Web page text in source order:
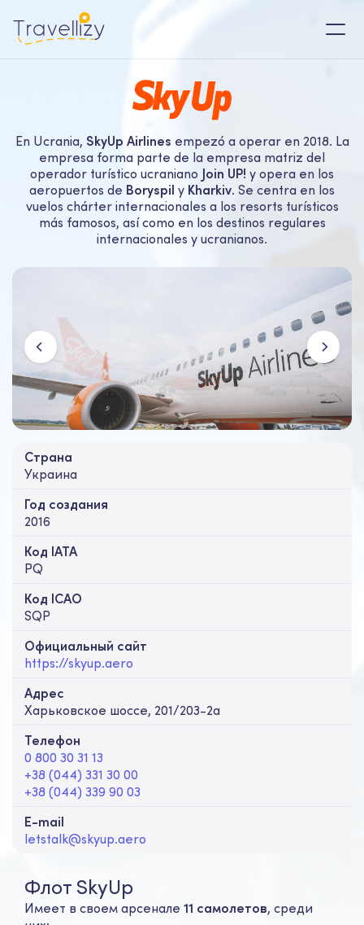
En Ucrania, SkyUp Airlines empezó a operar en 2018. La
empresa forma parte de la empresa matriz del
operador turístico ucraniano Join UP! y opera en los
aeropuertos de Boryspil y Kharkiv. Se centra en los
vuelos chárter internacionales a los resorts turísticos
más famosos, así como en los destinos regulares
internacionales y ucranianos.
Страна
Украина
Год создания
2016
Код IATA
PQ
Код ICAO
SQP
Официальный cайт
https://skyup.aero
Адрес
Харьковское шоссе, 201/203-2а
Телефон
0 800 30 31 13
+38 (044) 331 30 00
+38 (044) 339 90 03
E-mail
letstalk@skyup.aero
Флот SkyUp
Имеет в своем арсенале 11 самолетов, среди